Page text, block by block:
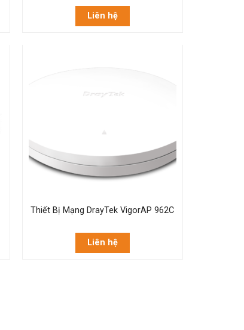
Liên hệ
Thiết Bị Mạng DrayTek VigorAP 962C
Liên hệ